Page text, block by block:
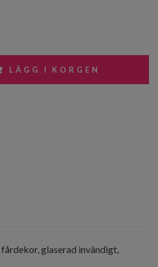
LÄGG I KORGEN
glaserad invändigt,